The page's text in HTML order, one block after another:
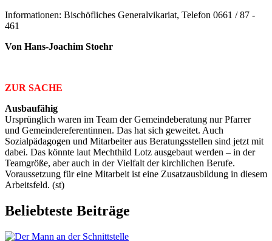
Informationen: Bischöfliches Generalvikariat, Telefon 0661 / 87 -
461
Von Hans-Joachim Stoehr
ZUR SACHE
Ausbaufähig
Ursprünglich waren im Team der Gemeindeberatung nur Pfarrer
und Gemeindereferentinnen. Das hat sich geweitet. Auch
Sozialpädagogen und Mitarbeiter aus Beratungsstellen sind jetzt mit
dabei. Das könnte laut Mechthild Lotz ausgebaut werden – in der
Teamgröße, aber auch in der Vielfalt der kirchlichen Berufe.
Voraussetzung für eine Mitarbeit ist eine Zusatzausbildung in diesem
Arbeitsfeld. (st)
Beliebteste Beiträge